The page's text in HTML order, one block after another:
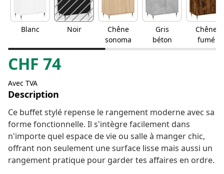
Blanc Noir
Chêne
sonoma
Gris
béton
Chêne
fumé
CHF 74
Avec TVA
Description
Ce buffet stylé repense le rangement moderne avec sa
forme fonctionnelle. Il s'intègre facilement dans
n'importe quel espace de vie ou salle à manger chic,
offrant non seulement une surface lisse mais aussi un
rangement pratique pour garder tes affaires en ordre.